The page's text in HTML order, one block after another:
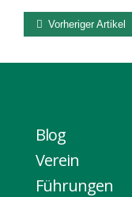
Vorheriger Artikel
Blog
Verein
Führungen